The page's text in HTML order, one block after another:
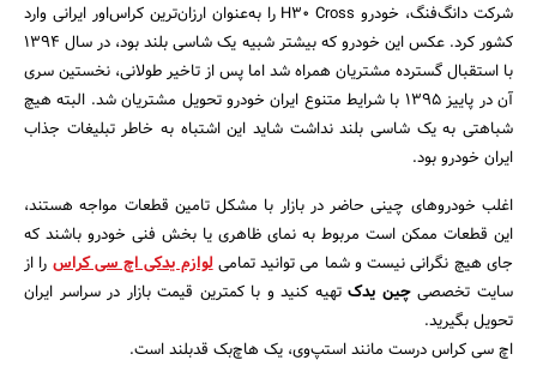
شرکت دانگ‌فنگ، خودرو H30 Cross را به‌عنوان ارزان‌ترین کراس‌اور ایرانی وارد
کشور کرد. عکس این خودرو که بیشتر شبیه یک شاسی بلند بود، در سال 1394
با استقبال گسترده مشتریان همراه شد اما پس از تاخیر طولانی، نخستین سری
آن در پاییز 1395 با شرایط متنوع ایران خودرو تحویل مشتریان شد. البته هیچ
شباهتی به یک شاسی بلند نداشت شاید این اشتباه به خاطر تبلیغات جذاب
ایران خودرو بود.
اغلب خودروهای چینی حاضر در بازار با مشکل تامین قطعات مواجه هستند،
این قطعات ممکن است مربوط به نمای ظاهری یا بخش فنی خودرو باشند که
جای هیچ نگرانی نیست و شما می توانید تمامیلوازم یدکی اچ سی کراس را از
سایت تخصصیچین یدکتهیه کنید و با کمترین قیمت بازار در سراسر ایران
تحویل بگیرید.
اچ سی کراس درست مانند استپ‌وی، یک هاچ‌بک قدبلند است.